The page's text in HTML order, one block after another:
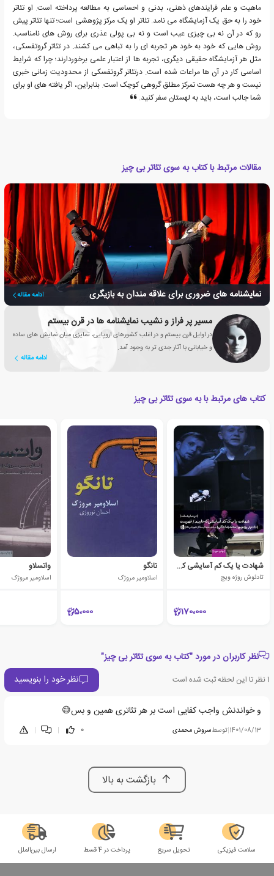
ماهیت و علم فرایندهای ذهنی، بدنی و احساسی به مطالعه پرداخته است. او تئاتر
خود را به حق یک آزمایشگاه می نامد. تئاتر او یک مرکز پژوهشی است؛ تنها تئاتر پیش
رو که در آن نه بی چیزی عیب است و نه بی پولی عذری برای روش های نامناسب.
روش هایی که خود به خود هر تجربه ای را به تباهی می کشند. در تئاتر گروتفسکی،
مثل هر آزمایشگاه حقیقی دیگری، تجربه ها از اعتبار علمی برخوردارند؛ چرا که شرایط
اساسی کار در آن ها مراعات شده است. درتئاتر گروتفسکی از محدودیت زمانی خبری
نیست و هر چه هست تمرکز مطلق گروهی کوچک است. بنابراین، اگر یافته های او برای
شما جالب است، باید به لهستان سفر کنید.
مقالات مرتبط با کتاب به سوی تئاتر بی چیز
نمایشنامه های ضروری برای علاقه مندان به بازیگری ادامه مقاله
مسیر پر فراز و نشیب نمایشنامه ها در قرن بیستم
در اوایل قرن بیستم و در اغلب کشورهای اروپایی، تمایزی میان نمایش های ساده
و خیابانی با آثار جدی تر به وجود آمد.
ادامه مقاله
کتاب های مرتبط با به سوی تئاتر بی چیز
شهادت یا یک کم آسایشی که داریم
تادئوش روژه ویچ
170،000
تانگو
اسلاومیر مروژک
5،000
واتسلاو
اسلاومیر مروژک
نظر کاربران در مورد "کتاب به سوی تئاتر بی چیز"
1نظر تا این لحظه ثبت شده است نظر خود را بنویسید
و خواندنش واجب کفایی است بر هر تئاتری همین و بس😅
1401/08/13
|توسطسروش محمدی 0
|
|
بازگشت به بالا
سلامت فیزیکی تحویل سریع پرداخت در 4 قسط ارسال بین‌الملل